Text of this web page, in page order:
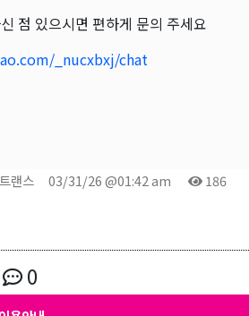
점 있으시면 편하게 문의 주세요
_nucxbxj/chat
랜스 03/31/26 @01:42 am 186
0